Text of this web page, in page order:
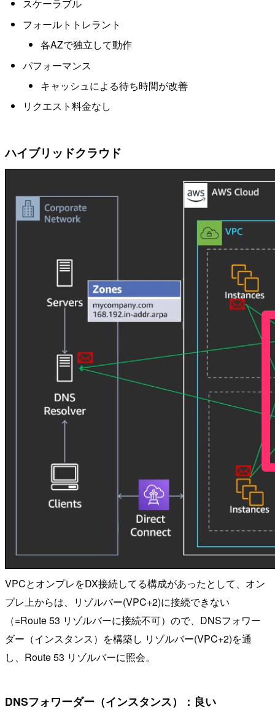
スケーラブル
フォールトトレラント
各AZで独立して動作
パフォーマンス
キャッシュによる待ち時間が改善
リクエスト料金なし
ハイブリッドクラウド
VPCとオンプレをDX接続してる構成があったとして、オン
プレ上からは、リゾルバー(VPC+2)に接続できない
（=Route 53 リゾルバーに接続不可）ので、DNSフォワー
ダー（インスタンス）を構築し リゾルバー(VPC+2)を通
し、Route 53 リゾルバーに照会。
DNSフォワーダー（インスタンス）：良い